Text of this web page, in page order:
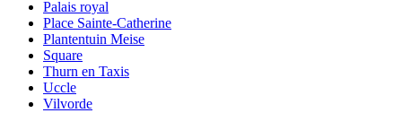
Palais royal
Place Sainte-Catherine
Plantentuin Meise
Square
Thurn en Taxis
Uccle
Vilvorde